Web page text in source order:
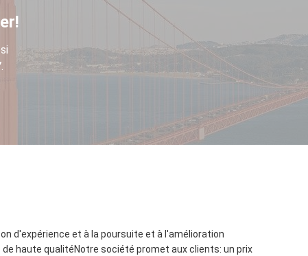
d'expérience et à la poursuite et à l'amélioration
haute qualitéNotre société promet aux clients: un prix